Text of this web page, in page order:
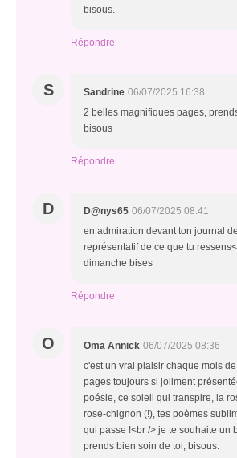
bisous.
Répondre
S Sandrine 06/07/2025 16:38
2 belles magnifiques pages,
bisous
Répondre
D D@nys65 06/07/2025 08:41
en admiration devant ton journal
représentatif de ce que tu
dimanche bises
Répondre
O Oma Annick 06/07/2025 08:36
c'est un vrai plaisir chaque mois
pages toujours si joliment
poésie, ce soleil qui transpire, la
rose-chignon (!), tes poèmes
qui passe !<br /> je te souhaite un
prends bien soin de toi, bisous.